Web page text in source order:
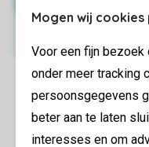
Mogen wij cookies
Voor een fijn
onder meer tracking
persoonsgegevens
beter aan te laten
interesses en om